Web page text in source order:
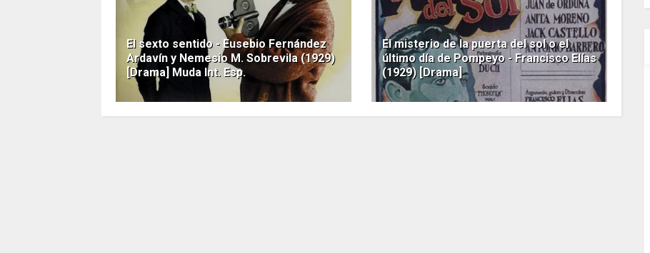
El sexto sentido - Eusebio Fernández
Ardavín y Nemesio M. Sobrevila (1929)
[Drama] Muda Int. Esp.
El misterio de la puerta del sol o el
último día de Pompeyo - Francisco Elías
(1929) [Drama]